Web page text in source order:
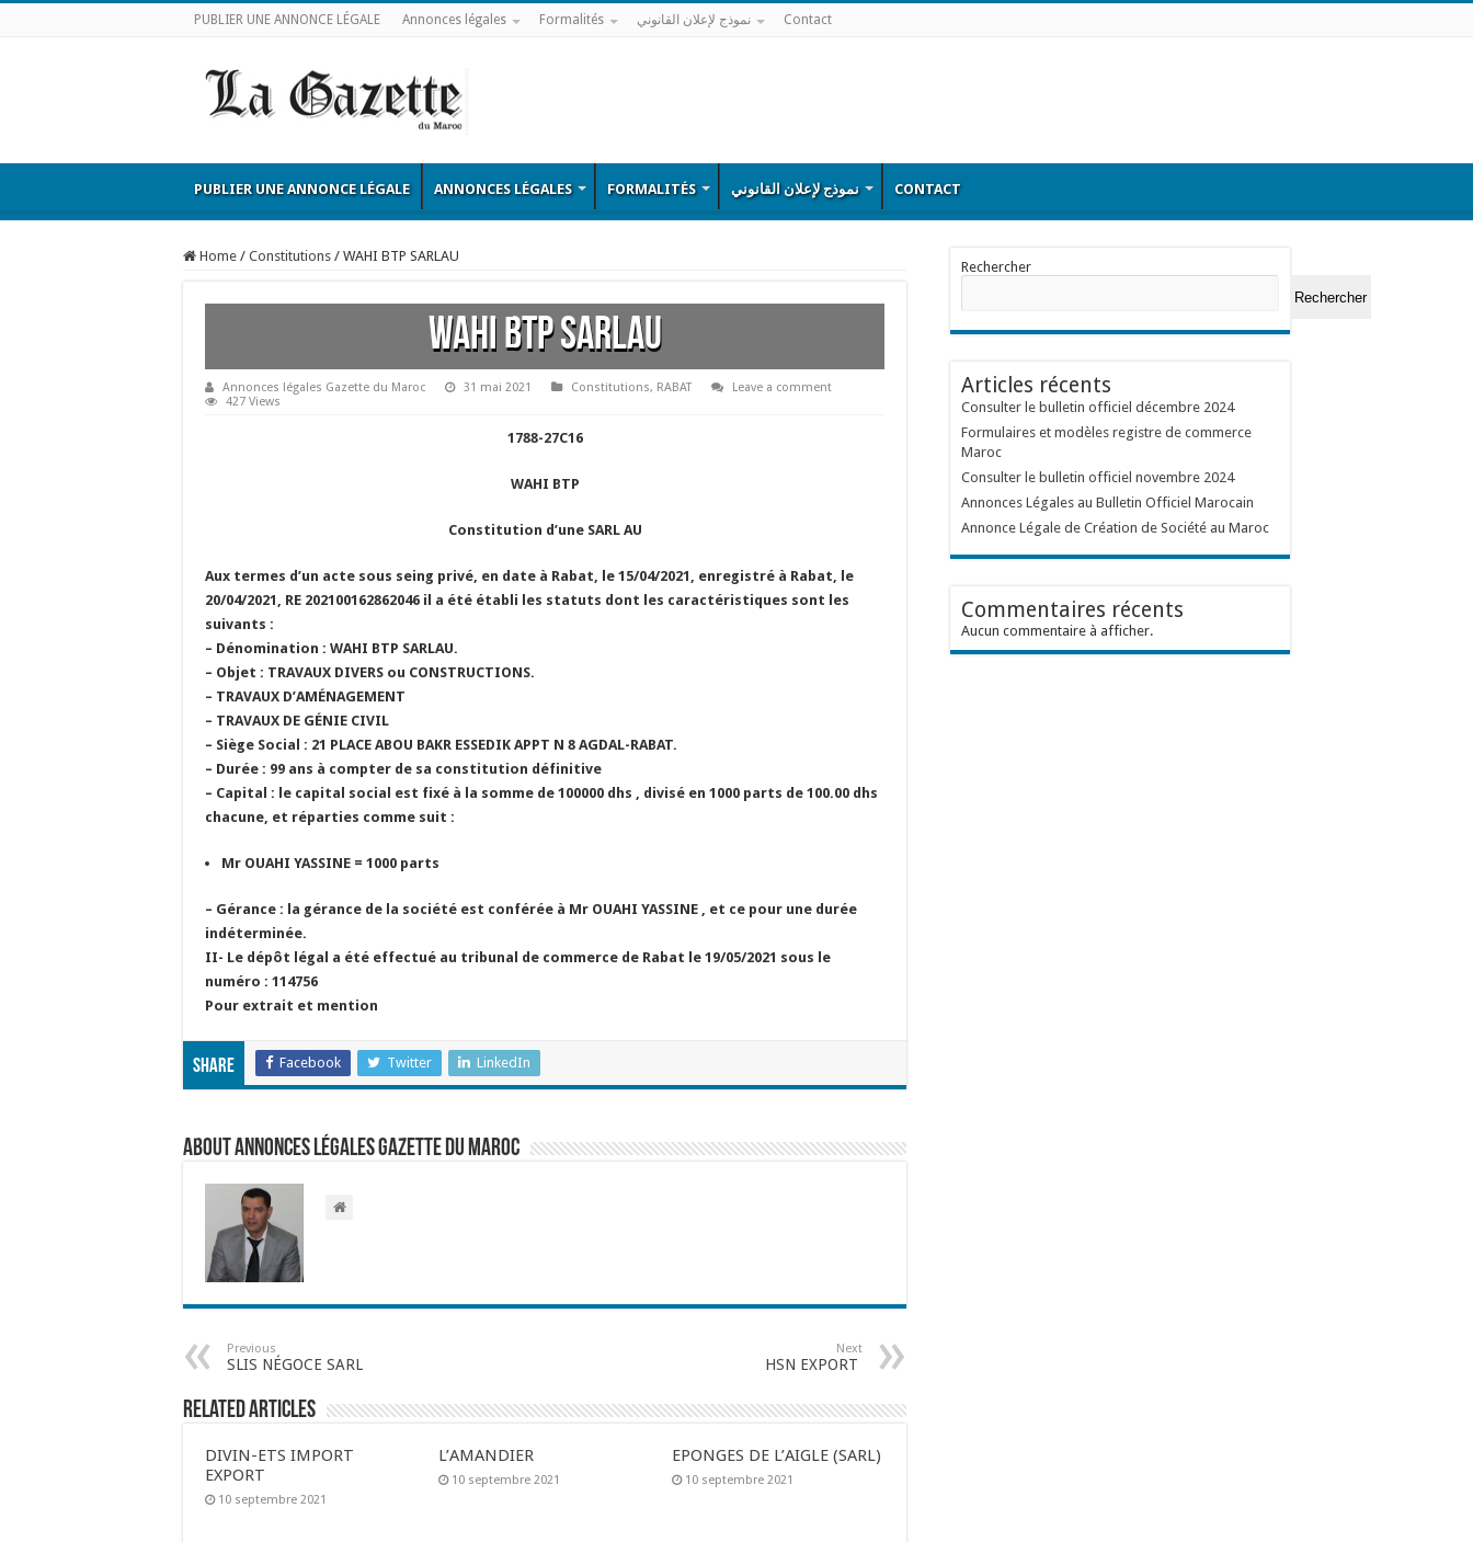
PUBLIER UNE ANNONCE LÉGALE Annonces légales Formalités نموذج لإعلان القانوني Contact
PUBLIER UNE ANNONCE LÉGALE ANNONCES LÉGALES FORMALITÉS نموذج لإعلان القانوني CONTACT
Home / Constitutions / WAHI BTP SARLAU
WAHI BTP SARLAU
Annonces légales Gazette du Maroc 31 mai 2021 Constitutions, RABAT
Leave a comment
427 Views
1788-27C16
WAHI BTP
Constitution d’une SARL AU
Aux termes d’un acte sous seing privé, en date à Rabat, le 15/04/2021, enregistré à Rabat, le
20/04/2021, RE 202100162862046 il a été établi les statuts dont les caractéristiques sont les
suivants :
– Dénomination : WAHI BTP SARLAU.
– Objet : TRAVAUX DIVERS ou CONSTRUCTIONS.
– TRAVAUX D’AMÉNAGEMENT
– TRAVAUX DE GÉNIE CIVIL
– Siège Social : 21 PLACE ABOU BAKR ESSEDIK APPT N 8 AGDAL-RABAT.
– Durée : 99 ans à compter de sa constitution définitive
– Capital : le capital social est fixé à la somme de 100000 dhs , divisé en 1000 parts de 100.00 dhs
chacune, et réparties comme suit :
Mr OUAHI YASSINE = 1000 parts
– Gérance : la gérance de la société est conférée à Mr OUAHI YASSINE , et ce pour une durée
indéterminée.
II- Le dépôt légal a été effectué au tribunal de commerce de Rabat le 19/05/2021 sous le
numéro : 114756
Pour extrait et mention
Share Facebook Twitter LinkedIn
About Annonces légales Gazette du Maroc
Previous
SLIS NÉGOCE SARL
Next
HSN EXPORT
Related Articles
DIVIN-ETS IMPORT
EXPORT
10 septembre 2021
L’AMANDIER
10 septembre 2021
EPONGES DE L’AIGLE (SARL)
10 septembre 2021
Rechercher
Rechercher
Articles récents
Consulter le bulletin officiel décembre 2024
Formulaires et modèles registre de commerce
Maroc
Consulter le bulletin officiel novembre 2024
Annonces Légales au Bulletin Officiel Marocain
Annonce Légale de Création de Société au Maroc
Commentaires récents
Aucun commentaire à afficher.